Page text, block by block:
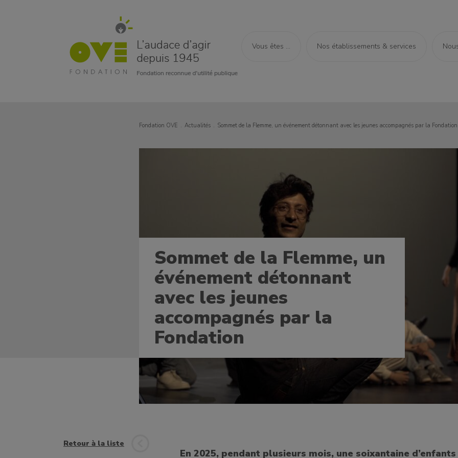
Vous êtes ... Nos établissements & services
Fondation OVE Actualités Sommet de la Flemme, un événement détonnant avec les jeunes accompagnés par la Fondation
Sommet de la Flemme, un
événement détonnant
avec les jeunes
accompagnés par la
Fondation
Retour à la liste
En 2025, pendant plusieurs mois, une soixantaine